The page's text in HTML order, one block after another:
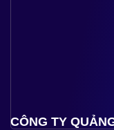
CÔNG TY